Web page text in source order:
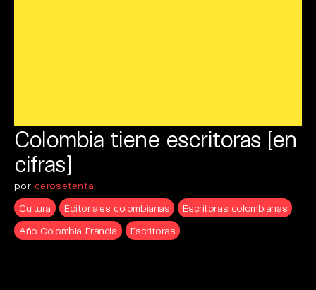
Colombia tiene escritoras [en
cifras]
por cerosetenta
Cultura
Editoriales colombianas
Escritoras colombianas
Año Colombia Francia
Escritoras